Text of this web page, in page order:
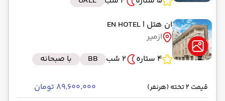
ان هتل | EN HOTEL
ازمیر
4 ستاره
2 شب BB با صبحانه
قیمت 2 تخته (هرنفر) ۸۹٬۶۰۰٬۰۰۰ تومان